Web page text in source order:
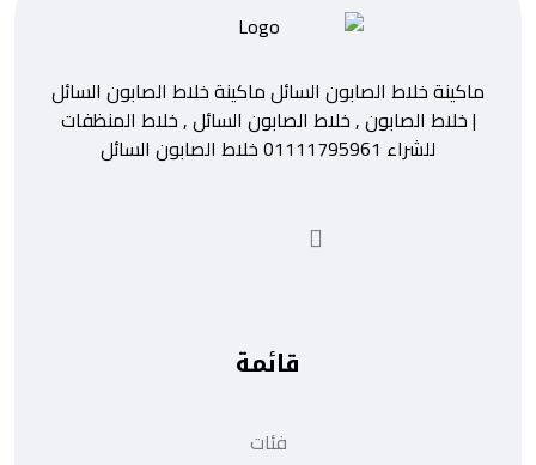
ماكينة خلاط الصابون السائل ماكينة خلاط الصابون السائل
| خلاط الصابون , خلاط الصابون السائل , خلاط المنظفات
للشراء 01111795961 خلاط الصابون السائل
قائمة
فئات